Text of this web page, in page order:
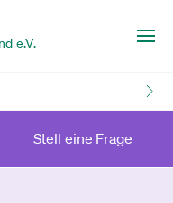
e.V.
Stell eine Frage